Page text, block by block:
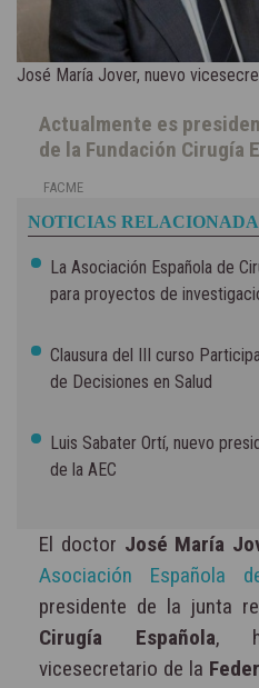
José María Jover, nuevo
Actualmente es
de la Fundación Cirugía
FACME
NOTICIAS
La Asociación Española de
para proyectos de
Clausura del III curso
de Decisiones en Salud
Luis Sabater Ortí, nuevo
de la AEC
El doctor José María
Asociación Española
presidente de la junta
Cirugía Española,
vicesecretario de la